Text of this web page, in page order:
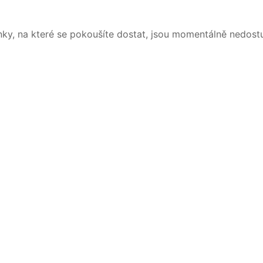
na které se pokoušíte dostat, jsou momentálně